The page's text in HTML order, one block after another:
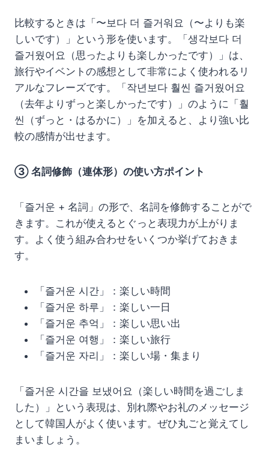
比較するときは「〜보다 더 즐거워요（〜よりも楽
しいです）」という形を使います。「생각보다 더
즐거웠어요（思ったよりも楽しかったです）」は、
旅行やイベントの感想として非常によく使われるリ
アルなフレーズです。「작년보다 훨씬 즐거웠어요
（去年よりずっと楽しかったです）」のように「훨
씬（ずっと・はるかに）」を加えると、より強い比
較の感情が出せます。
③ 名詞修飾（連体形）の使い方ポイント
「즐거운 + 名詞」の形で、名詞を修飾することがで
きます。これが使えるとぐっと表現力が上がりま
す。よく使う組み合わせをいくつか挙げておきま
す。
「즐거운 시간」：楽しい時間
「즐거운 하루」：楽しい一日
「즐거운 추억」：楽しい思い出
「즐거운 여행」：楽しい旅行
「즐거운 자리」：楽しい場・集まり
「즐거운 시간을 보냈어요（楽しい時間を過ごしま
した）」という表現は、別れ際やお礼のメッセージ
として韓国人がよく使います。ぜひ丸ごと覚えてし
まいましょう。